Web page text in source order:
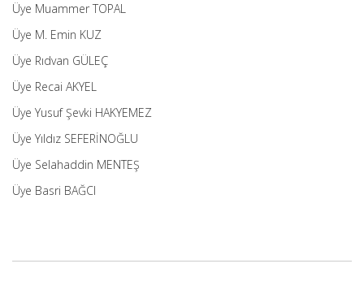
Üye Muammer TOPAL
Üye M. Emin KUZ
Üye Rıdvan GÜLEÇ
Üye Recai AKYEL
Üye Yusuf Şevki HAKYEMEZ
Üye Yıldız SEFERİNOĞLU
Üye Selahaddin MENTEŞ
Üye Basri BAĞCI